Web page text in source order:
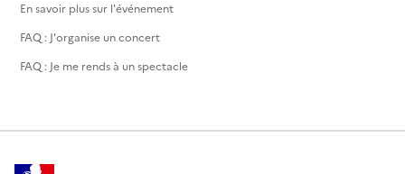
En savoir plus sur l'événement
FAQ : J'organise un concert
FAQ : Je me rends à un spectacle